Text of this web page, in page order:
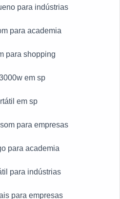
para indústrias
para academia
para shopping
em sp
em sp
para empresas
para academia
para indústrias
para empresas